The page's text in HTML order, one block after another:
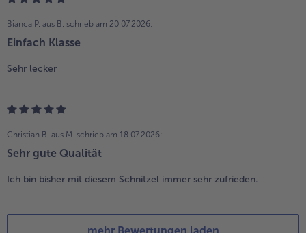
Bianca P. aus B. schrieb am 20.07.2026:
Einfach Klasse
Sehr lecker
Christian B. aus M. schrieb am 18.07.2026:
Sehr gute Qualität
Ich bin bisher mit diesem Schnitzel immer sehr zufrieden.
mehr Bewertungen laden